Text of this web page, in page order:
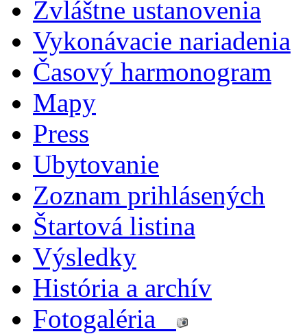
Zvláštne ustanovenia
Vykonávacie nariadenia
Časový harmonogram
Mapy
Press
Ubytovanie
Zoznam prihlásených
Štartová listina
Výsledky
História a archív
Fotogaléria